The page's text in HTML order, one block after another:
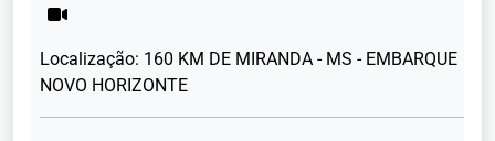
Localização: 160 KM DE MIRANDA - MS - EMBARQUE
NOVO HORIZONTE